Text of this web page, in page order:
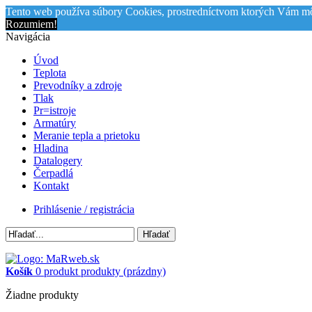
Tento web používa súbory Cookies, prostredníctvom ktorých Vám
Rozumiem!
Navigácia
Úvod
Teplota
Prevodníky a zdroje
Tlak
Pr=istroje
Armatúry
Meranie tepla a prietoku
Hladina
Datalogery
Čerpadlá
Kontakt
Prihlásenie / registrácia
Hľadať
Košík 0 produkt produkty (prázdny)
Žiadne produkty